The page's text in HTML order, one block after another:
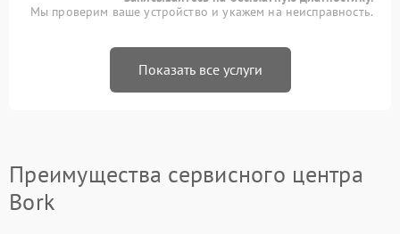
Мы проверим ваше устройство и укажем на неисправность.
Показать все услуги
Преимущества сервисного центра
Bork